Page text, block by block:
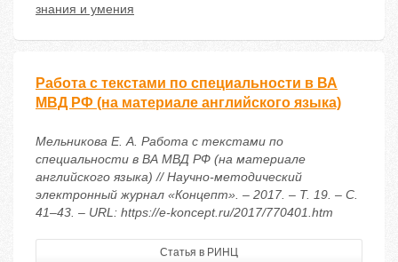
знания и умения
Работа с текстами по специальности в ВА
МВД РФ (на материале английского языка)
Мельникова Е. А. Работа с текстами по
специальности в ВА МВД РФ (на материале
английского языка) // Научно-методический
электронный журнал «Концепт». – 2017. – Т. 19. – С.
41–43. – URL: https://e-koncept.ru/2017/770401.htm
Статья в РИНЦ